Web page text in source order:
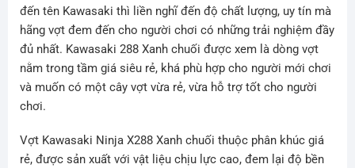
đến tên Kawasaki thì liền nghĩ đến độ chất lượng, uy tín mà
hãng vợt đem đến cho người chơi có những trải nghiệm đầy
đủ nhất. Kawasaki 288 Xanh chuối được xem là dòng vợt
nằm trong tầm giá siêu rẻ, khá phù hợp cho người mới chơi
và muốn có một cây vợt vừa rẻ, vừa hỗ trợ tốt cho người
chơi.
Vợt Kawasaki Ninja X288 Xanh chuối thuộc phân khúc giá
rẻ, được sản xuất với vật liệu chịu lực cao, đem lại độ bền